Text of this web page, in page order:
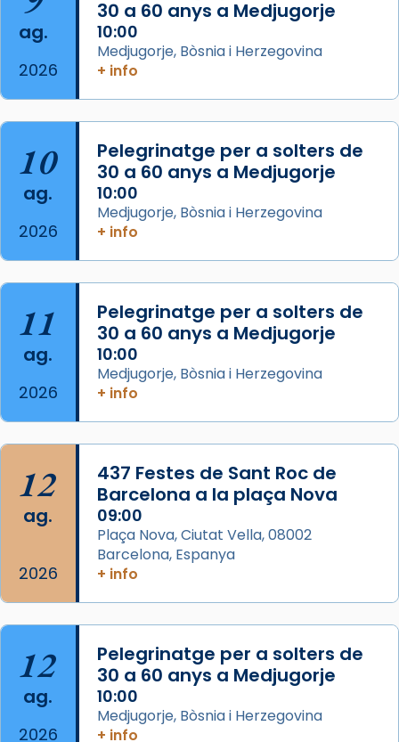
Photo
View on Facebook ·
de Barcelona.
Aquest dilluns, 27 de juliol, ha tingut lloc la
missa d’acció de gràcies en agraïment al
comitè organitzador de la visita apostòlica
del Sant Pare Lleó XIV a Barcelona, i als
col·laboradors, a la Catedral de Barcelona.
L’arquebisbe de Barcelona, el cardenal Joan
Josep Omella, ha presidit la missa i l’ha
concelebrat el bisbe auxiliar de Barcelona,
Mons. David Abadías.
📸 Dr. G. Simón
Photo
View on Facebook · Share
Arquebisbat de Barcelona
2 weeks ago
Memòria de les santes Juliana i
Semproniana, verges i màrtirs.
Acompanyant la història de sant Cugat, a
partir de l’Edat Mitjana sorgeix la tradició
que les santes Juliana (“relatiu a Júlia”) i
Semproniana (“relatiu a Semprònia =
eterna”) són deixebles seves. I l’any 1667, el
frare Joan Gaspar Roig, afirma en una obra
que les santes són filles de l’antiga Iluro.
Mataró en reivindicarà les relíquies fins que
ag.
2026
30 a 60 anys a Medjugorje
10:00
Medjugorje, Bòsnia i Herzegovina
+ info
10
ag.
2026
Pelegrinatge per a solters de
30 a 60 anys a Medjugorje
10:00
Medjugorje, Bòsnia i Herzegovina
+ info
11
ag.
2026
Pelegrinatge per a solters de
30 a 60 anys a Medjugorje
10:00
Medjugorje, Bòsnia i Herzegovina
+ info
12
ag.
2026
437 Festes de Sant Roc de
Barcelona a la plaça Nova
09:00
Plaça Nova, Ciutat Vella, 08002
Barcelona, Espanya
+ info
12
ag.
2026
Pelegrinatge per a solters de
30 a 60 anys a Medjugorje
10:00
Medjugorje, Bòsnia i Herzegovina
+ info